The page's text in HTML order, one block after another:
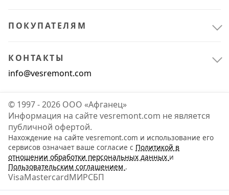
Расходные материалы 2
Для инструмента
Инструмент 1
ПОКУПАТЕЛЯМ
КОНТАКТЫ
info@vesremont.com
© 1997 - 2026 ООО «Афганец»
Информация на сайте vesremont.com не является
публичной офертой.
Нахождение на сайте vesremont.com и использование его
сервисов означает ваше согласие с Политикой в
отношении обработки персональных данных и
Пользовательским соглашением .
VisaMastercardМИРСБП